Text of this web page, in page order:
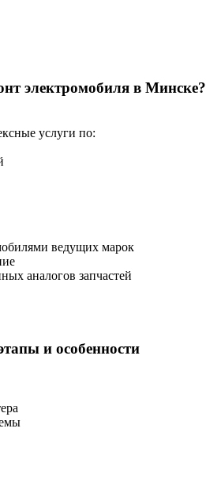
электромобиля в Минске?
услуги по:
ведущих марок
аналогов запчастей
и особенности